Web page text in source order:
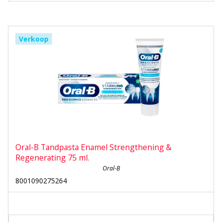
Verkoop
Oral-B Tandpasta Enamel Strengthening &
Regenerating 75 ml.
Oral-B
8001090275264